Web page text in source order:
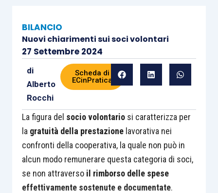
BILANCIO
Nuovi chiarimenti sui soci volontari
27 Settembre 2024
di
Alberto
Rocchi
Scheda di
ECinPratica
La figura del socio volontariosi caratterizza per
la gratuità della prestazionelavorativa nei
confronti della cooperativa, la quale non può in
alcun modo remunerare questa categoria di soci,
se non attraverso il rimborso delle spese
effettivamente sostenute e documentate.